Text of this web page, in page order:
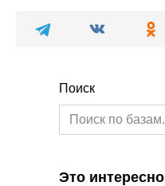
Поиск
Это интересно